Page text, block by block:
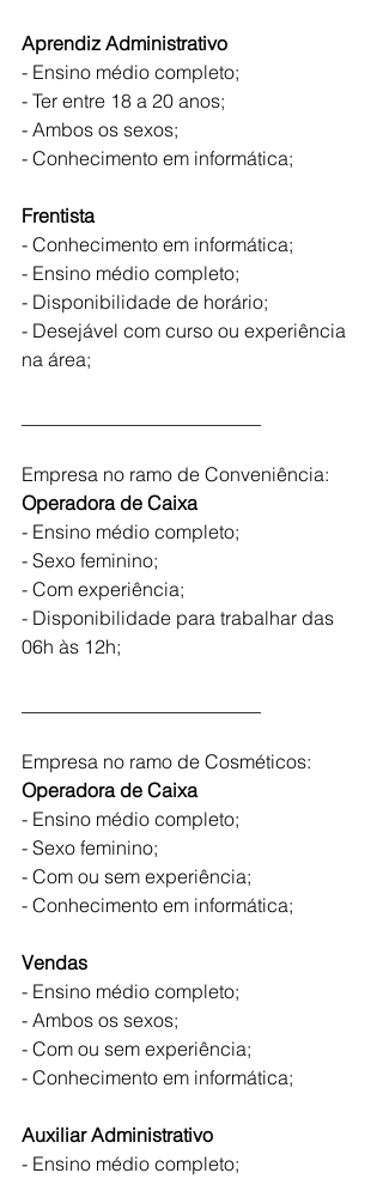
Aprendiz Administrativo
- Ensino médio completo;
- Ter entre 18 a 20 anos;
- Ambos os sexos;
- Conhecimento em informática;
Frentista
- Conhecimento em informática;
- Ensino médio completo;
- Disponibilidade de horário;
- Desejável com curso ou experiência
na área;
Empresa no ramo de Conveniência:
Operadora de Caixa
- Ensino médio completo;
- Sexo feminino;
- Com experiência;
- Disponibilidade para trabalhar das
06h às 12h;
Empresa no ramo de Cosméticos:
Operadora de Caixa
- Ensino médio completo;
- Sexo feminino;
- Com ou sem experiência;
- Conhecimento em informática;
Vendas
- Ensino médio completo;
- Ambos os sexos;
- Com ou sem experiência;
- Conhecimento em informática;
Auxiliar Administrativo
- Ensino médio completo;